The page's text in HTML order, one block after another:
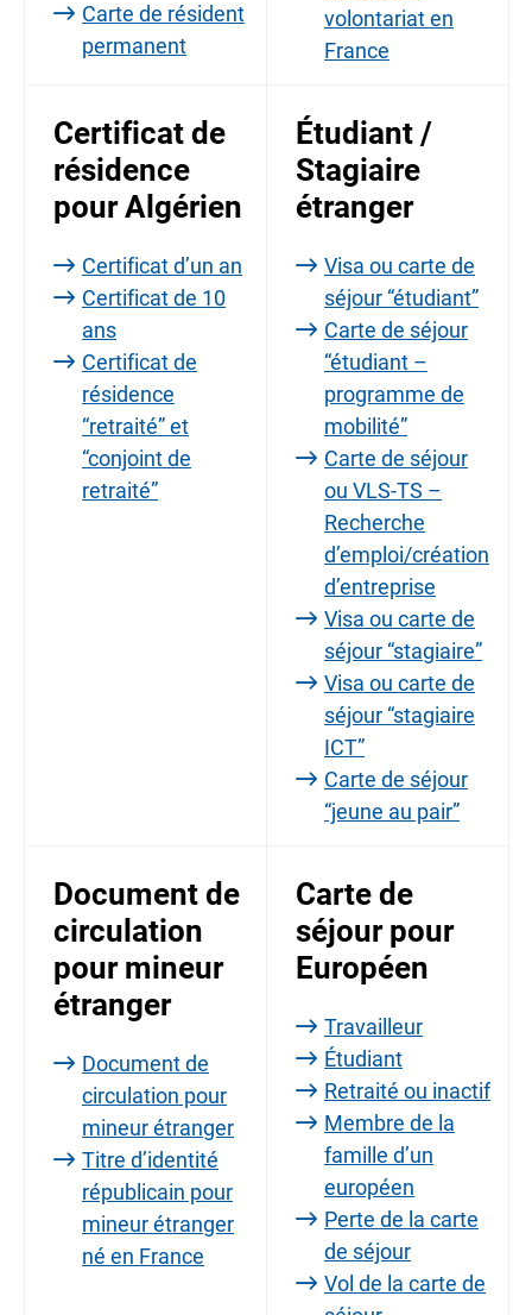
Carte de résident
permanent
volontariat en
France
Certificat de
résidence
pour Algérien
Certificat d’un an
Certificat de 10
ans
Certificat de
résidence
“retraité” et
“conjoint de
retraité”
Étudiant /
Stagiaire
étranger
Visa ou carte de
séjour “étudiant”
Carte de séjour
“étudiant –
programme de
mobilité”
Carte de séjour
ou VLS-TS –
Recherche
d’emploi/création
d’entreprise
Visa ou carte de
séjour “stagiaire”
Visa ou carte de
séjour “stagiaire
ICT”
Carte de séjour
“jeune au pair”
Document de
circulation
pour mineur
étranger
Document de
circulation pour
mineur étranger
Titre d’identité
républicain pour
mineur étranger
né en France
Carte de
séjour pour
Européen
Travailleur
Étudiant
Retraité ou inactif
Membre de la
famille d’un
européen
Perte de la carte
de séjour
Vol de la carte de